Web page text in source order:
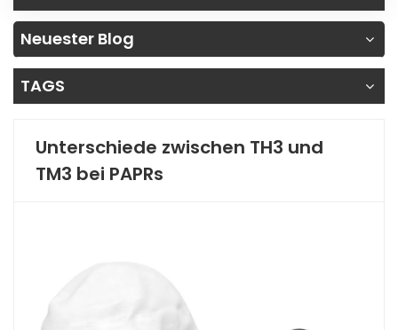
Neuester Blog
TAGS
Unterschiede zwischen TH3 und
TM3 bei PAPRs